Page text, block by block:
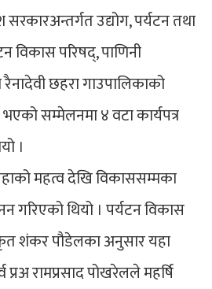
उद्योग, पर्यटन तथा
विकास परिषद्, पाणिनी
छहरा गाउपालिकाको
सम्मेलनमा ४ वटा कार्यपत्र
।
महत्व देखि विकाससम्मका
गरिएको थियो । पर्यटन विकास
शंकर पौडेलका अनुसार यहा
प्रअ रामप्रसाद पोखरेलले महर्षि